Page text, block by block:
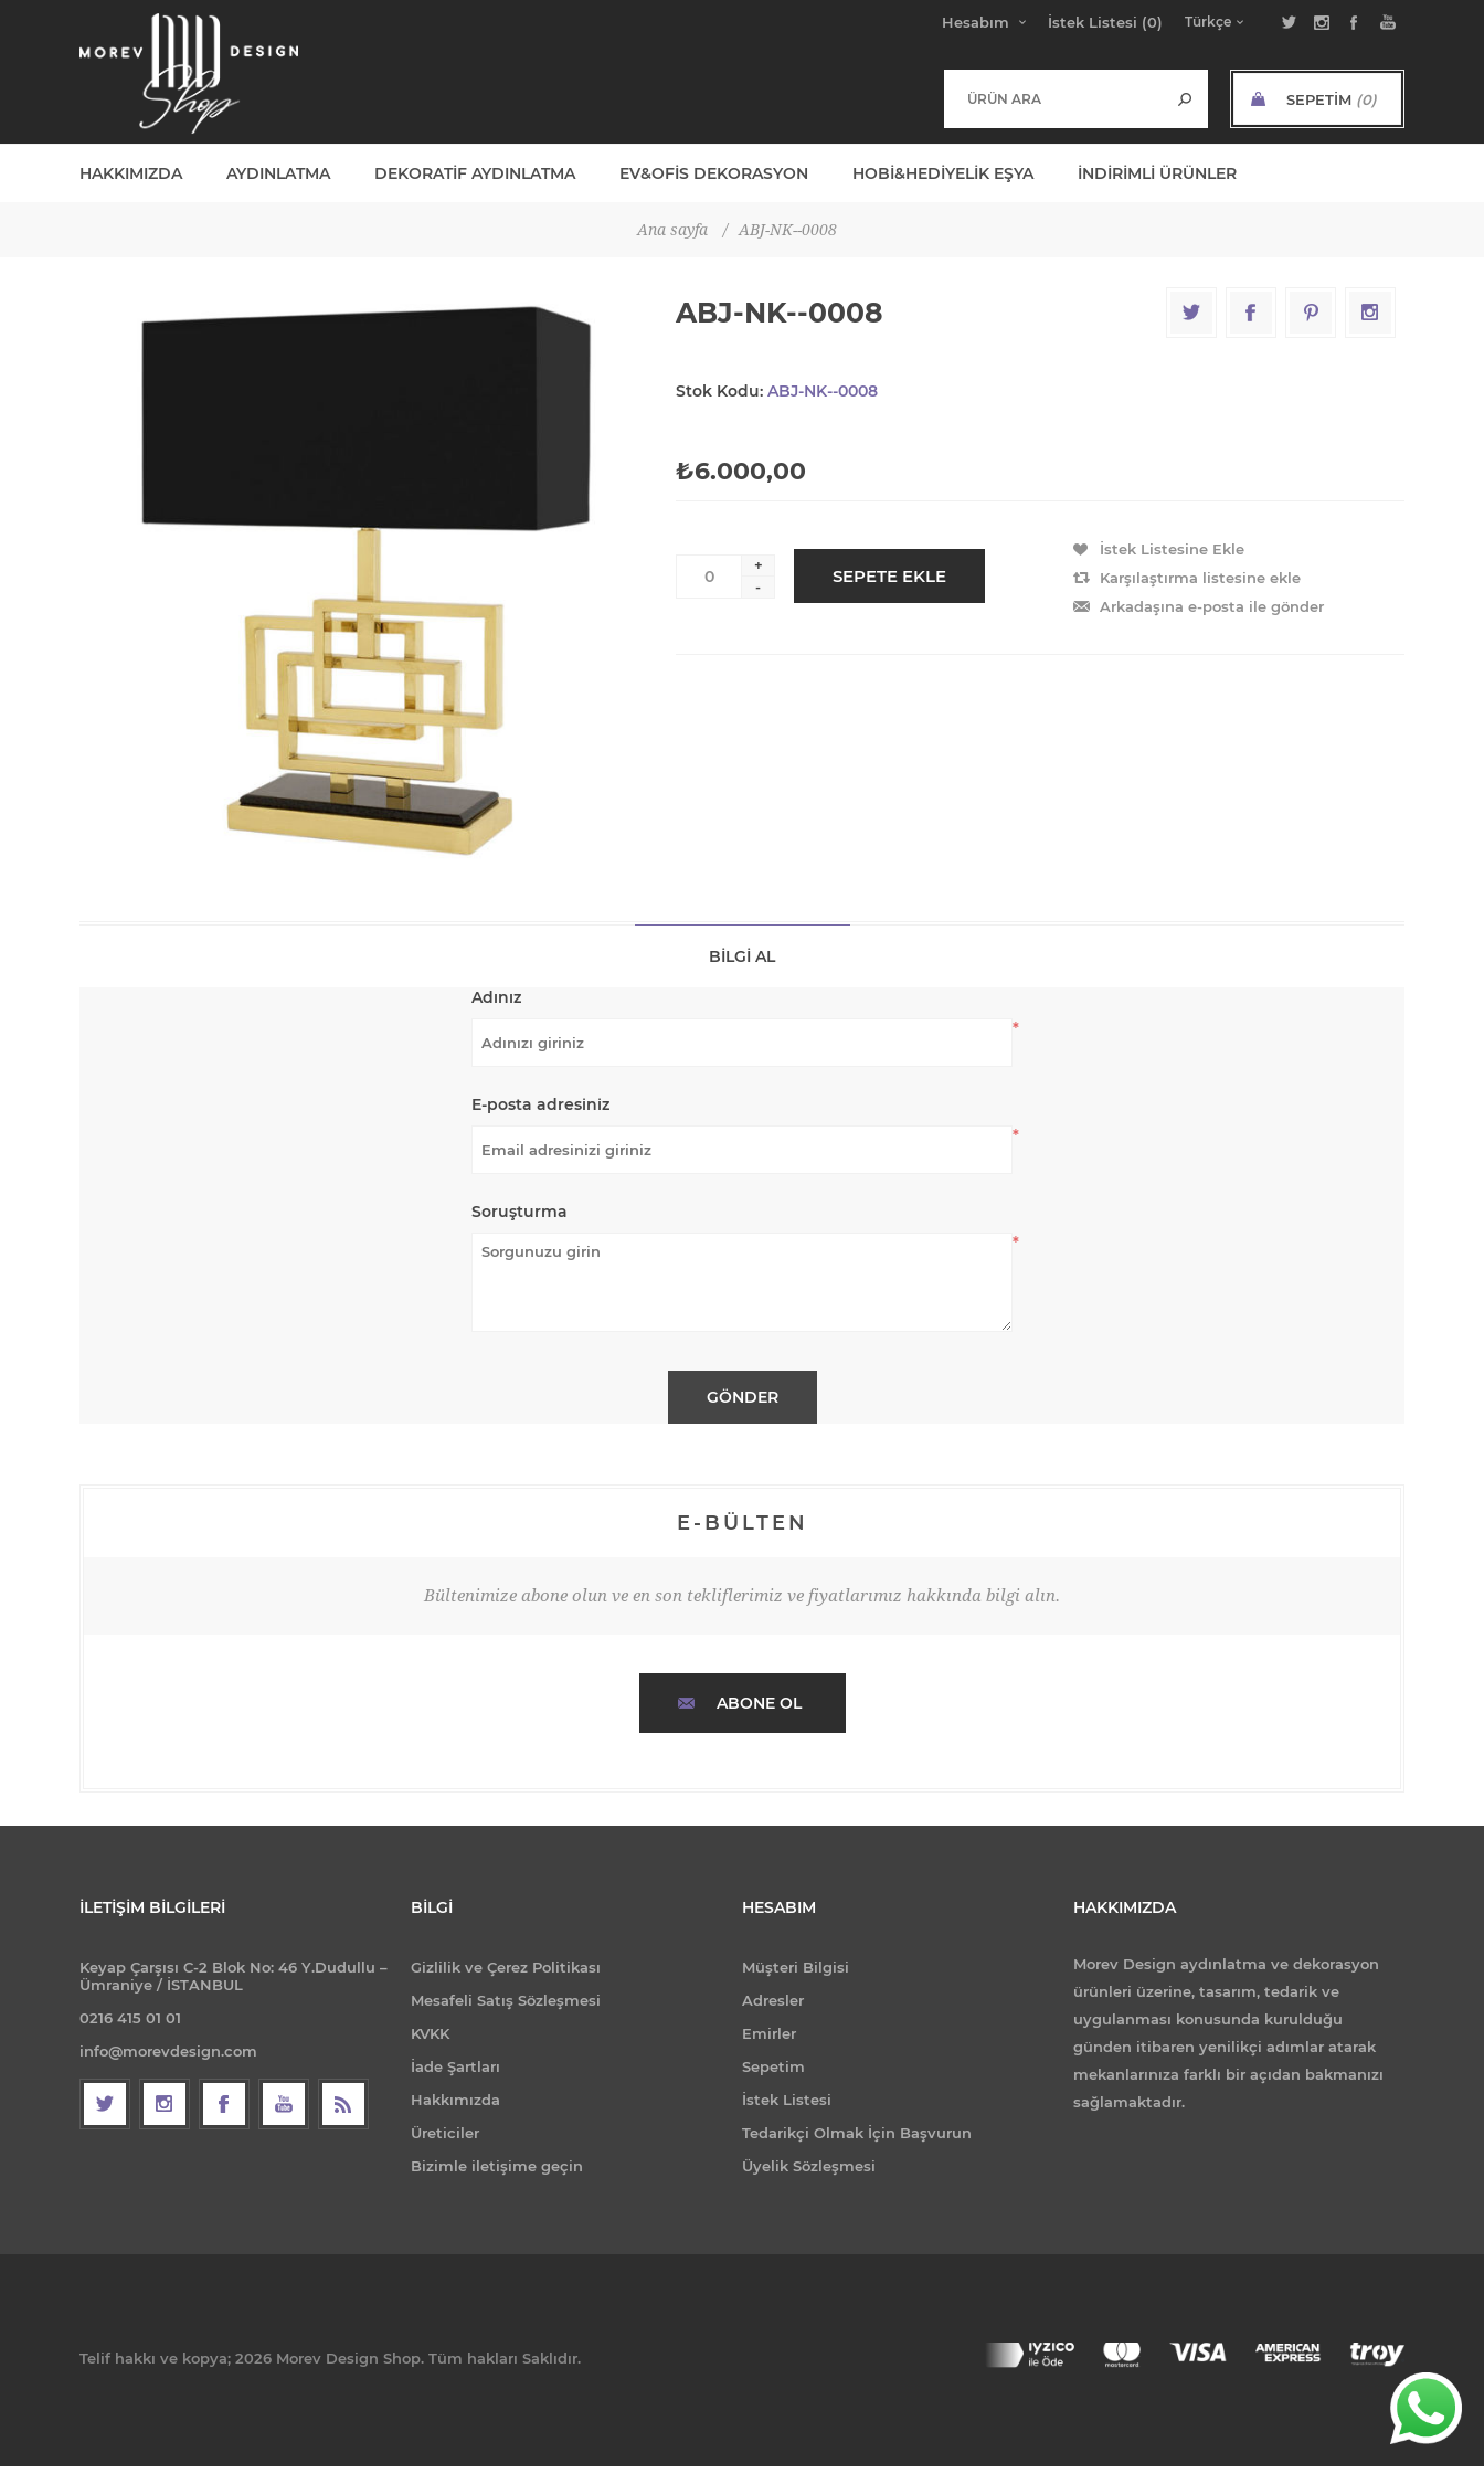
Hesabım İstek Listesi (0)
SEPETIM (0)
HAKKIMIZDA AYDINLATMA DEKORATIF AYDINLATMA EV&OFIS DEKORASYON HOBI&HEDIYELIK EŞYA İNDIRIMLI ÜRÜNLER
Ana sayfa / ABJ-NK--0008
ABJ-NK--0008
Stok Kodu: ABJ-NK--0008
₺6.000,00
+
-
BILGI AL
Adınız
*
E-posta adresiniz
*
Soruşturma
*
E-BÜLTEN
Bültenimize abone olun ve en son tekliflerimiz ve fiyatlarımız hakkında bilgi alın.
ABONE OL
İLETIŞIM BILGILERI
Keyap Çarşısı C-2 Blok No: 46 Y.Dudullu –
Ümraniye / İSTANBUL
0216 415 01 01
info@morevdesign.com
BILGI
Gizlilik ve Çerez Politikası
Mesafeli Satış Sözleşmesi
KVKK
İade Şartları
Hakkımızda
Üreticiler
Bizimle iletişime geçin
HESABIM
Müşteri Bilgisi
Adresler
Emirler
Sepetim
İstek Listesi
Tedarikçi Olmak İçin Başvurun
Üyelik Sözleşmesi
HAKKIMIZDA
Morev Design aydınlatma ve dekorasyon
ürünleri üzerine, tasarım, tedarik ve
uygulanması konusunda kurulduğu
günden itibaren yenilikçi adımlar atarak
mekanlarınıza farklı bir açıdan bakmanızı
sağlamaktadır.
Telif hakkı ve kopya; 2026 Morev Design Shop. Tüm hakları Saklıdır.